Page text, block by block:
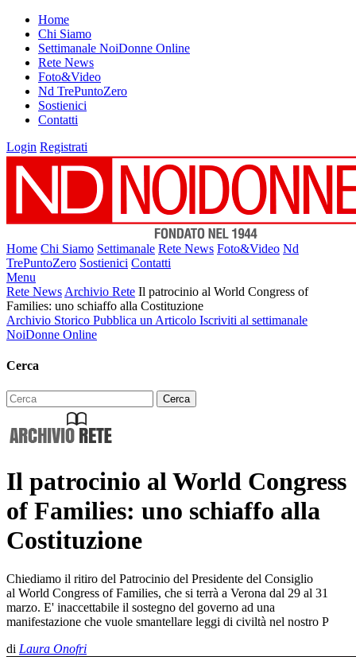
Home
Chi Siamo
Settimanale NoiDonne Online
Rete News
Foto&Video
Nd TrePuntoZero
Sostienici
Contatti
Login Registrati
Home Chi Siamo Settimanale Rete News Foto&Video Nd
TrePuntoZero Sostienici Contatti
Menu
Rete News Archivio Rete Il patrocinio al World Congress of
Families: uno schiaffo alla Costituzione
Archivio Storico Pubblica un Articolo Iscriviti al settimanale
NoiDonne Online
Cerca
Il patrocinio al World Congress
of Families: uno schiaffo alla
Costituzione
Chiediamo il ritiro del Patrocinio del Presidente del Consiglio
al World Congress of Families, che si terrà a Verona dal 29 al 31
marzo. E' inaccettabile il sostegno del governo ad una
manifestazione che vuole smantellare leggi di civiltà nel nostro P
di Laura Onofri